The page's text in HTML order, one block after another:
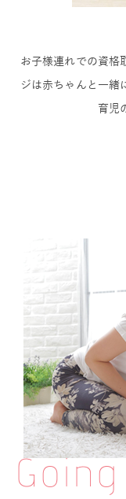
お子様連れでの資格
ジは赤ちゃんと一緒
育児